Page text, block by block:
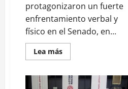
protagonizaron un fuerte
enfrentamiento verbal y
físico en el Senado, en...
Lea másRead
more
se
encara